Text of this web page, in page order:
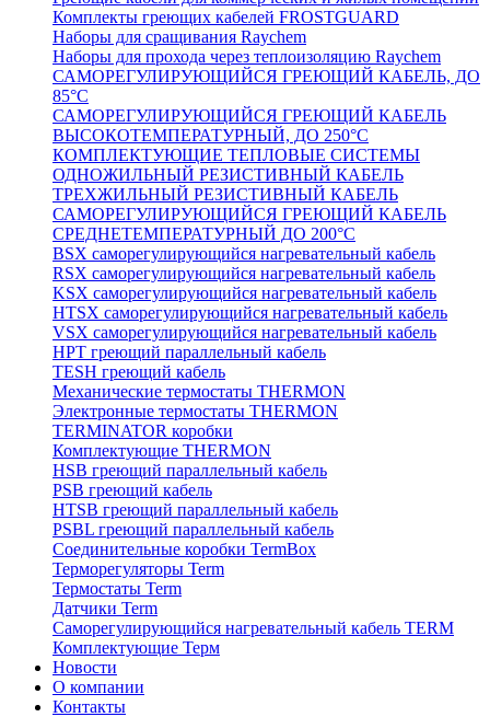
Комплекты греющих кабелей FROSTGUARD
Наборы для сращивания Raychem
Наборы для прохода через теплоизоляцию Raychem
САМОРЕГУЛИРУЮЩИЙСЯ ГРЕЮЩИЙ КАБЕЛЬ, ДО
85°С
САМОРЕГУЛИРУЮЩИЙСЯ ГРЕЮЩИЙ КАБЕЛЬ
ВЫСОКОТЕМПЕРАТУРНЫЙ, ДО 250°С
КОМПЛЕКТУЮЩИЕ ТЕПЛОВЫЕ СИСТЕМЫ
ОДНОЖИЛЬНЫЙ РЕЗИСТИВНЫЙ КАБЕЛЬ
ТРЕХЖИЛЬНЫЙ РЕЗИСТИВНЫЙ КАБЕЛЬ
САМОРЕГУЛИРУЮЩИЙСЯ ГРЕЮЩИЙ КАБЕЛЬ
СРЕДНЕТЕМПЕРАТУРНЫЙ ДО 200°С
BSX саморегулирующийся нагревательный кабель
RSX саморегулирующийся нагревательный кабель
KSX саморегулирующийся нагревательный кабель
HTSX саморегулирующийся нагревательный кабель
VSX саморегулирующийся нагревательный кабель
НРТ греющий параллельный кабель
TESH греющий кабель
Механические термостаты THERMON
Электронные термостаты THERMON
TERMINATOR коробки
Комплектующие THERMON
HSB греющий параллельный кабель
PSB греющий кабель
HTSB греющий параллельный кабель
PSBL греющий параллельный кабель
Соединительные коробки TermBox
Терморегуляторы Term
Термостаты Term
Датчики Term
Саморегулирующийся нагревательный кабель TERM
Комплектующие Терм
Новости
О компании
Контакты